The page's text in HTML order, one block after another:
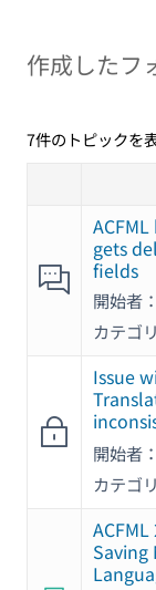
作成したフ
7件のトピックを
gets
fields
開始者：
カテゴ
Issue
開始者：
カテゴ
Saving